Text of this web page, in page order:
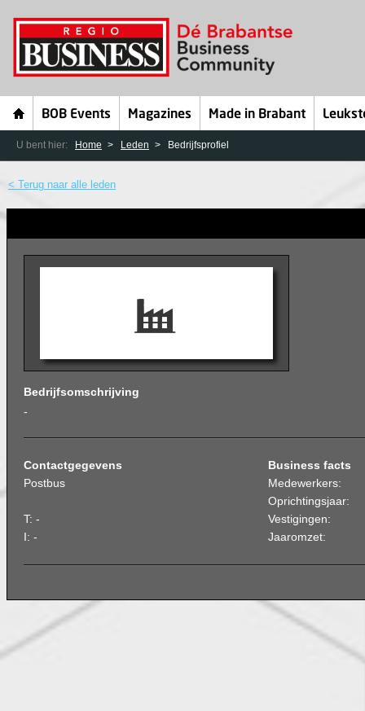
BOB Events Magazines Made in Brabant
U bent hier: Home Leden Bedrijfsprofiel
< Terug naar alle leden
Bedrijfsomschrijving
-
Contactgegevens
Postbus
T: -
I: -
Business facts
Medewerkers:
Oprichtingsjaar:
Vestigingen:
Jaaromzet: